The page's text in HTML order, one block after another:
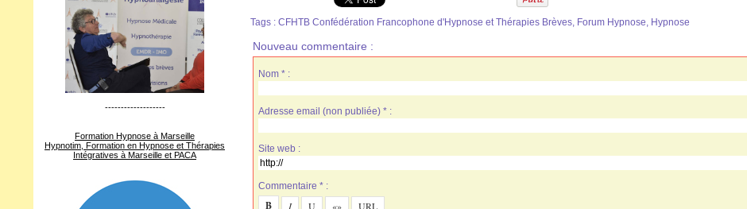
-------------------
Formation Hypnose à Marseille
Hypnotim, Formation en Hypnose et Thérapies
Intégratives à Marseille et PACA
Tags : CFHTB Confédération Francophone d'Hypnose et Thérapies Brèves, Forum Hypnose, Hypnose
Nouveau commentaire :
Nom * :
Adresse email (non publiée) * :
Site web :
Commentaire * :